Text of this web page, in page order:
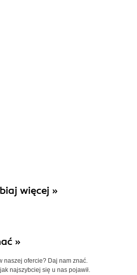
więcej »
»
naszej ofercie? Daj nam znać.
najszybciej się u nas pojawił.